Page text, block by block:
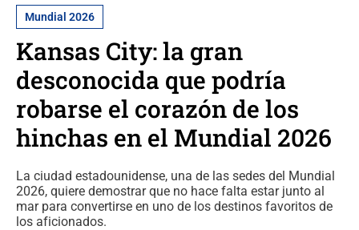
Mundial 2026
Kansas City: la gran
desconocida que podría
robarse el corazón de los
hinchas en el Mundial 2026
La ciudad estadounidense, una de las sedes del Mundial
2026, quiere demostrar que no hace falta estar junto al
mar para convertirse en uno de los destinos favoritos de
los aficionados.